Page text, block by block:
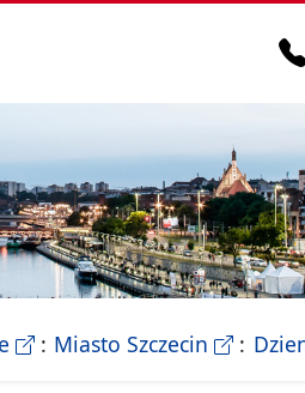
Urzedu Miasta Szczecin
- strona konsultacji Miasta
Miasto Szczecin -